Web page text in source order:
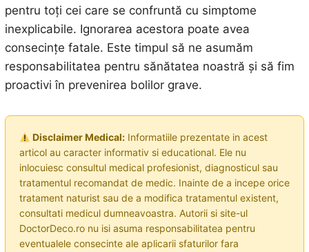
pentru toți cei care se confruntă cu simptome
inexplicabile. Ignorarea acestora poate avea
consecințe fatale. Este timpul să ne asumăm
responsabilitatea pentru sănătatea noastră și să fim
proactivi în prevenirea bolilor grave.
Disclaimer Medical:Informatiile prezentate in acest
articol au caracter informativ si educational. Ele nu
inlocuiesc consultul medical profesionist, diagnosticul sau
tratamentul recomandat de medic. Inainte de a incepe orice
tratament naturist sau de a modifica tratamentul existent,
consultati medicul dumneavoastra. Autorii si site-ul
DoctorDeco.ro nu isi asuma responsabilitatea pentru
eventualele consecinte ale aplicarii sfaturilor fara